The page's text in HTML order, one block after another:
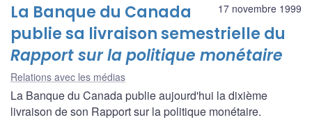
17 novembre 1999
La Banque du Canada
publie sa livraison semestrielle du
Rapport sur la politique monétaire
Relations avec les médias
La Banque du Canada publie aujourd'hui la dixième
livraison de son Rapport sur la politique monétaire.